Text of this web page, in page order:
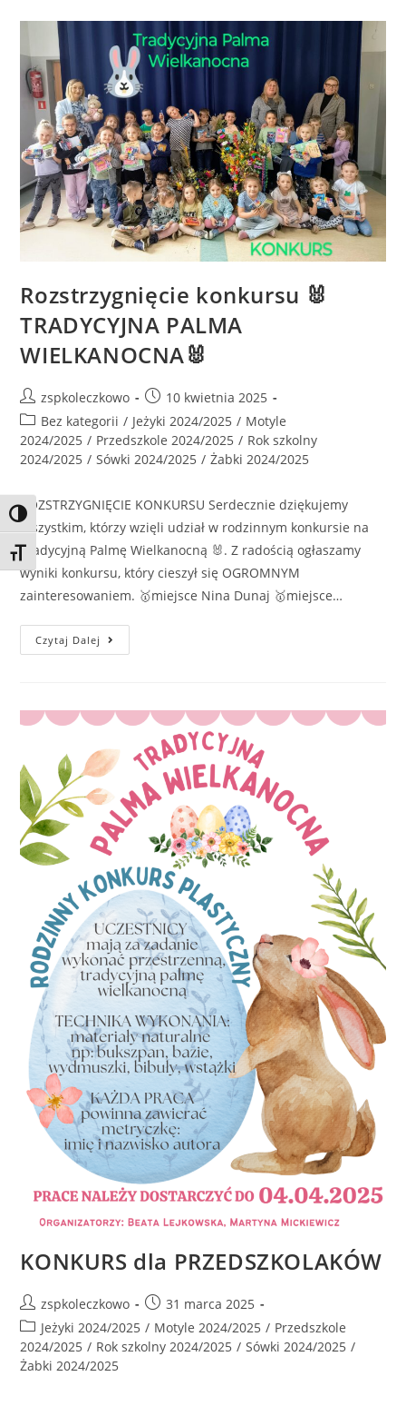
Toggle High Contrast
Toggle Font size
Rozstrzygnięcie konkursu 🐰
TRADYCYJNA PALMA
WIELKANOCNA🐰
zspkoleczkowo
10 kwietnia 2025
Bez kategorii / Jeżyki 2024/2025 / Motyle
2024/2025 / Przedszkole 2024/2025 / Rok szkolny
2024/2025 / Sówki 2024/2025 / Żabki 2024/2025
ROZSTRZYGNIĘCIE KONKURSU Serdecznie dziękujemy
Wszystkim, którzy wzięli udział w rodzinnym konkursie na
Tradycyjną Palmę Wielkanocną 🐰. Z radością ogłaszamy
wyniki konkursu, który cieszył się OGROMNYM
zainteresowaniem. 🥇miejsce Nina Dunaj 🥇miejsce…
Czytaj Dalej
KONKURS dla PRZEDSZKOLAKÓW
zspkoleczkowo
31 marca 2025
Jeżyki 2024/2025 / Motyle 2024/2025 / Przedszkole
2024/2025 / Rok szkolny 2024/2025 / Sówki 2024/2025 /
Żabki 2024/2025